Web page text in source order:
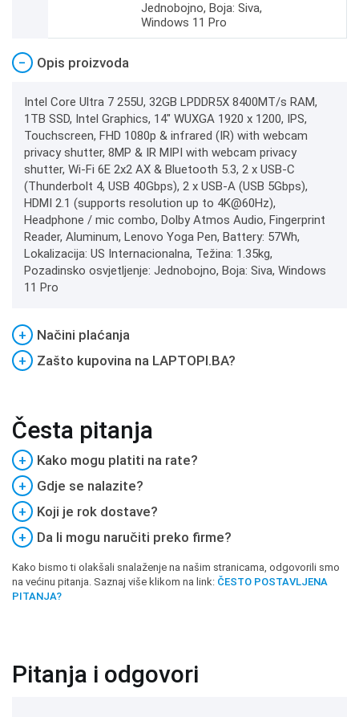
Jednobojno, Boja: Siva,
Windows 11 Pro
− Opis proizvoda
Intel Core Ultra 7 255U, 32GB LPDDR5X 8400MT/s RAM,
1TB SSD, Intel Graphics, 14" WUXGA 1920 x 1200, IPS,
Touchscreen, FHD 1080p & infrared (IR) with webcam
privacy shutter, 8MP & IR MIPI with webcam privacy
shutter, Wi-Fi 6E 2x2 AX & Bluetooth 5.3, 2 x USB-C
(Thunderbolt 4, USB 40Gbps), 2 x USB-A (USB 5Gbps),
HDMI 2.1 (supports resolution up to 4K@60Hz),
Headphone / mic combo, Dolby Atmos Audio, Fingerprint
Reader, Aluminum, Lenovo Yoga Pen, Battery: 57Wh,
Lokalizacija: US Internacionalna, Težina: 1.35kg,
Pozadinsko osvjetljenje: Jednobojno, Boja: Siva, Windows
11 Pro
+
Načini plaćanja
+
Zašto kupovina na LAPTOPI.BA?
Česta pitanja
+
Kako mogu platiti na rate?
+
Gdje se nalazite?
+
Koji je rok dostave?
+
Da li mogu naručiti preko firme?
Kako bismo ti olakšali snalaženje na našim stranicama, odgovorili smo
na većinu pitanja. Saznaj više klikom na link: ČESTO POSTAVLJENA
PITANJA?
Pitanja i odgovori